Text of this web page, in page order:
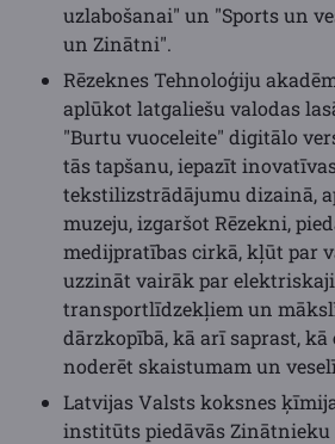
uzlabošanai" un "Sports un
un Zinātni".
Rēzeknes Tehnoloģiju
aplūkot latgaliešu valodas
"Burtu vuoceleite" digitālo
tās tapšanu, iepazīt
tekstilizstrādājumu dizainā,
muzeju, izgaršot Rēzekni,
medijpratības cirkā, kļūt par
uzzināt vairāk par
transportlīdzekļiem un
dārzkopībā, kā arī saprast, kā
noderēt skaistumam un
Latvijas Valsts koksnes
institūts piedāvās